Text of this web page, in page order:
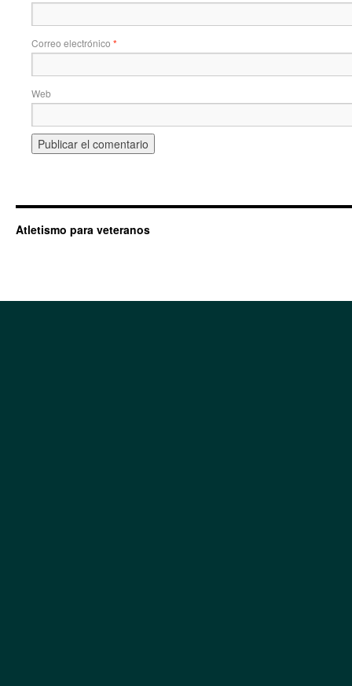
Correo electrónico *
Web
Atletismo para veteranos